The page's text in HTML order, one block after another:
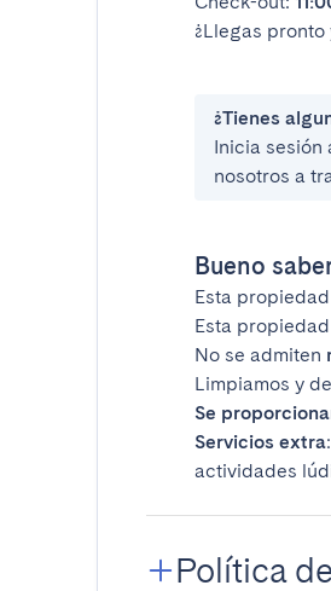
¿Llegas
¿Tienes
Inicia sesión
nosotros a
Bueno
Esta
Esta
No se admiten
Limpiamos y
Se
Servicios extra
actividades
Política